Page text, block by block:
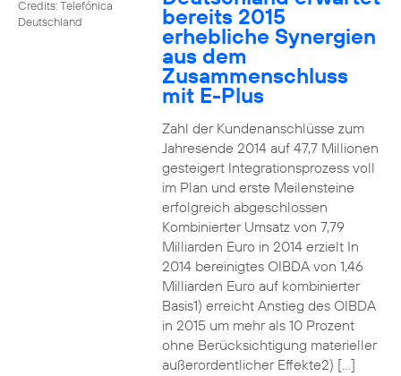
Credits: Telefónica
Deutschland
bereits 2015
erhebliche Synergien
aus dem
Zusammenschluss
mit E-Plus
Zahl der Kundenanschlüsse zum
Jahresende 2014 auf 47,7 Millionen
gesteigert Integrationsprozess voll
im Plan und erste Meilensteine
erfolgreich abgeschlossen
Kombinierter Umsatz von 7,79
Milliarden Euro in 2014 erzielt In
2014 bereinigtes OIBDA von 1,46
Milliarden Euro auf kombinierter
Basis1) erreicht Anstieg des OIBDA
in 2015 um mehr als 10 Prozent
ohne Berücksichtigung materieller
außerordentlicher Effekte2) […]